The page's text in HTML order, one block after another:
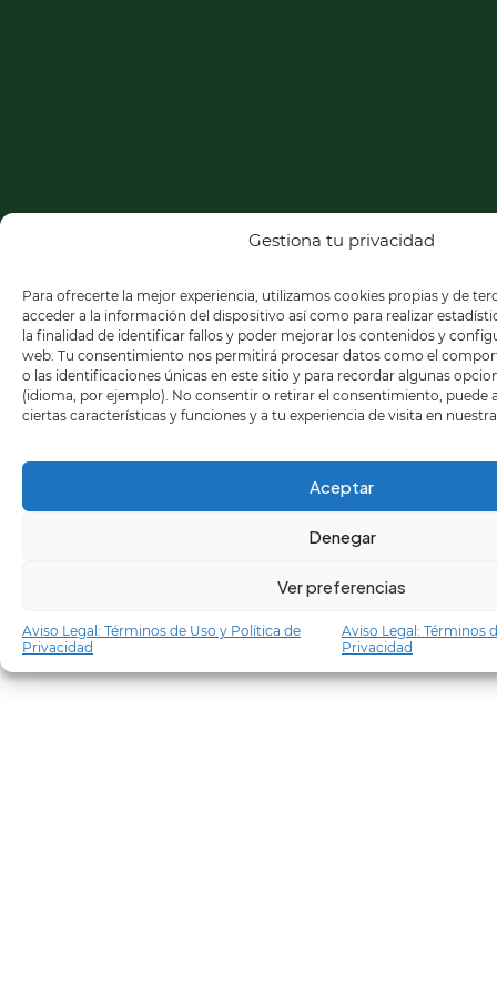
Gestiona tu privacidad
Para ofrecerte la mejor experiencia, utilizamos cookies propias y de
acceder a la información del dispositivo así como para realizar
la finalidad de identificar fallos y poder mejorar los contenidos y
web. Tu consentimiento nos permitirá procesar datos como el
o las identificaciones únicas en este sitio y para recordar algunas
(idioma, por ejemplo). No consentir o retirar el consentimiento, puede
ciertas características y funciones y a tu experiencia de visita en
Aceptar
Denegar
Ver preferencias
Aviso Legal: Términos de Uso y Política de
Privacidad
Aviso Legal: Términos
Privacidad